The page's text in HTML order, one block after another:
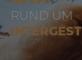
RUND UM
INTERGEST